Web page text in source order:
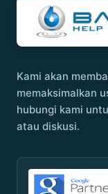
Kami akan
memaksimalkan
hubungi kami
atau diskusi.